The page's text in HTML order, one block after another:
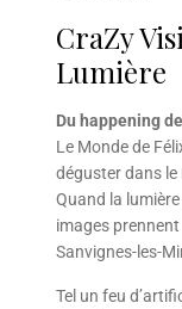
CraZy
Lumière
Du happening
Le Monde de
déguster dans le
Quand la lumière
images
Sanvignes-les-
Tel un feu